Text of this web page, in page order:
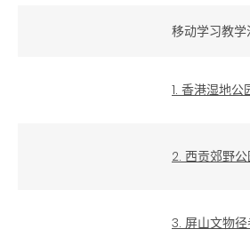
移动学习教学
1. 香港湿地公
2. 西贡郊野公
3. 屏山文物径